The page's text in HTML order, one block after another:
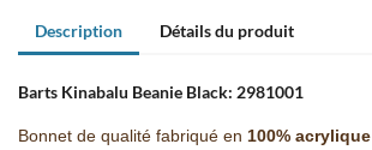
Description Détails du produit
Barts Kinabalu Beanie Black: 2981001
Bonnet de qualité fabriqué en 100% acrylique